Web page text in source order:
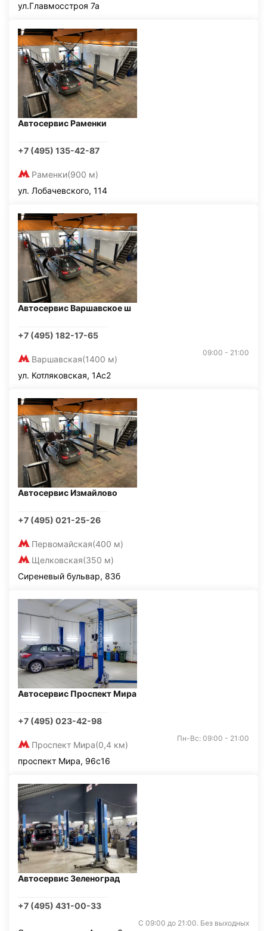
ул.Главмосстроя 7а
Автосервис Раменки
+7 (495) 135-42-87
Раменки(900 м)
ул. Лобачевского, 114
Автосервис Варшавское ш
+7 (495) 182-17-65
Варшавская(1400 м)
09:00 - 21:00
ул. Котляковская, 1Ас2
Автосервис Измайлово
+7 (495) 021-25-26
Первомайская(400 м)
Щелковская(350 м)
Сиреневый бульвар, 83б
Автосервис Проспект Мира
+7 (495) 023-42-98
Проспект Мира(0,4 км)
Пн-Вс: 09:00 - 21:00
проспект Мира, 96с16
Автосервис Зеленоград
+7 (495) 431-00-33
С 09:00 до 21:00. Без выходных